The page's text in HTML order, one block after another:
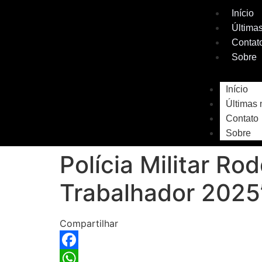
Início
Sobre
Início
Últimas
Contato
Sobre
Polícia Militar
Trabalhador
Compartilhar
Facebook